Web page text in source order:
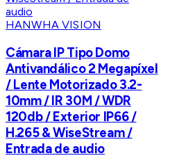
HANWHA VISION
Cámara IP Tipo Domo
Antivandálico 2 Megapíxel
/ Lente Motorizado 3.2-
10mm / IR 30M / WDR
120db / Exterior IP66 /
H.265 & WiseStream /
Entrada de audio